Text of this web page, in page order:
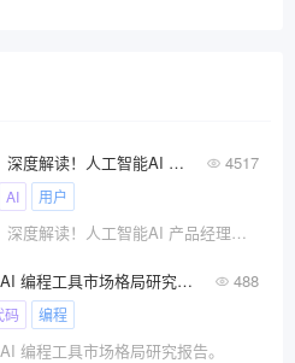
10000字长文，深度解读！人工智能AI 产品经理与传统产品经理工作到底有什么不同？ 4517
AI 用户
10000字长文，深度解读！人工智能AI 产品经理与传统产品经理工作到底有什么不同？
2024-2025 年 AI 编程工具市场格局研究报告 488
码 编程
编程工具市场格局研究报告。